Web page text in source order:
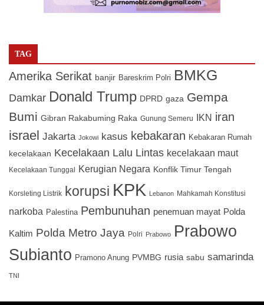
TAG
Amerika Serikat banjir Bareskrim Polri BMKG
Damkar Donald Trump DPRD gaza Gempa
Bumi Gibran Rakabuming Raka Gunung Semeru IKN iran
israel Jakarta Jokowi kasus kebakaran Kebakaran Rumah
kecelakaan Kecelakaan Lalu Lintas kecelakaan maut
Kecelakaan Tunggal Kerugian Negara Konflik Timur Tengah
Korsleting Listrik korupsi KPK Lebanon Mahkamah Konstitusi
narkoba Palestina Pembunuhan penemuan mayat Polda
Kaltim Polda Metro Jaya Polri Prabowo Prabowo
Subianto Pramono Anung PVMBG rusia sabu samarinda
TNI